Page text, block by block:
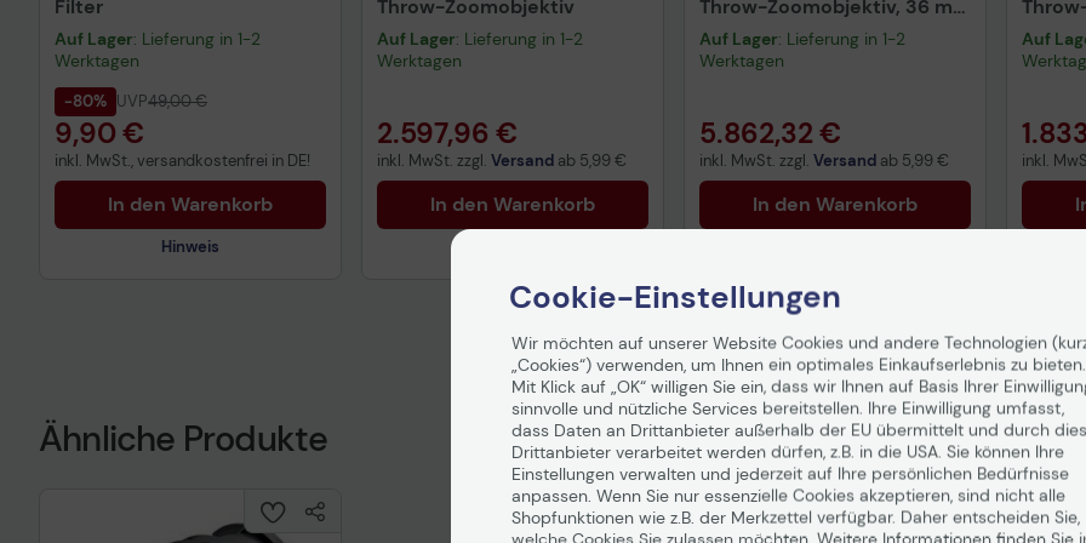
Filter
Auf Lager: Lieferung in 1-2
Werktagen
-80% UVP49,00 €
9,90 €
inkl. MwSt., versandkostenfrei in DE!
In den Warenkorb
Hinweis
Throw-Zoomobjektiv
Auf Lager: Lieferung in 1-2
Werktagen
2.597,96 €
inkl. MwSt. zzgl. Versand ab 5,99 €
In den Warenkorb
Throw-Zoomobjektiv, 36 mm
- 57.4 mm, f/2.0-2.3
Auf Lager: Lieferung in 1-2
Werktagen
5.862,32 €
inkl. MwSt. zzgl. Versand ab 5,99 €
In den Warenkorb
mm -
Auf
inkl.
Ähnliche Produkte
Cookie-Einstellungen
Wir möchten auf unserer Website Cookies und andere Technologien
„Cookies“) verwenden, um Ihnen ein optimales Einkaufserlebnis zu bieten.
Mit Klick auf „OK“ willigen Sie ein, dass wir Ihnen auf Basis Ihrer
sinnvolle und nützliche Services bereitstellen. Ihre Einwilligung umfasst,
dass Daten an Drittanbieter außerhalb der EU übermittelt und durch
Drittanbieter verarbeitet werden dürfen, z.B. in die USA. Sie können Ihre
Einstellungen verwalten und jederzeit auf Ihre persönlichen Bedürfnisse
anpassen. Wenn Sie nur essenzielle Cookies akzeptieren, sind nicht alle
Shopfunktionen wie z.B. der Merkzettel verfügbar. Daher entscheiden Sie,